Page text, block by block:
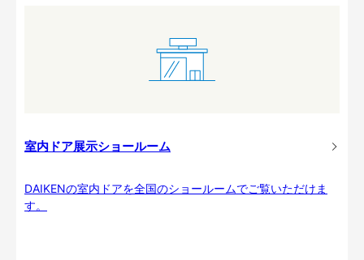
室内ドア展示ショールーム
DAIKENの室内ドアを全国のショールームでご覧いただけま
す。